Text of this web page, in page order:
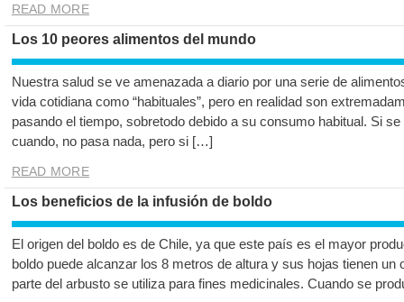
READ MORE
Los 10 peores alimentos del mundo
Nuestra salud se ve amenazada a diario por una serie de
vida cotidiana como “habituales”, pero en realidad son
pasando el tiempo, sobretodo debido a su consumo habitual. Si
cuando, no pasa nada, pero si […]
READ MORE
Los beneficios de la infusión de boldo
El origen del boldo es de Chile, ya que este país es el mayor
boldo puede alcanzar los 8 metros de altura y sus hojas tienen un
parte del arbusto se utiliza para fines medicinales. Cuando se